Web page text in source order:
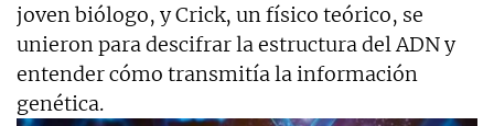
joven biólogo, y Crick, un físico teórico, se
unieron para descifrar la estructura del ADN y
entender cómo transmitía la información
genética.